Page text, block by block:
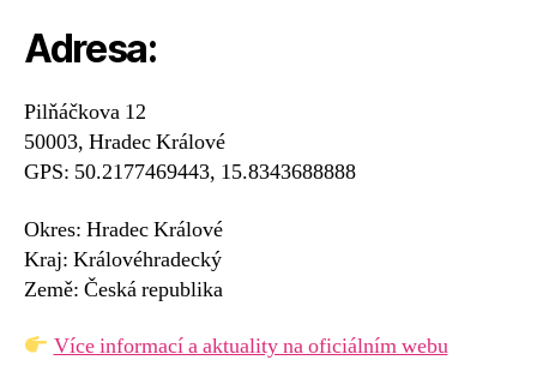
Adresa:
Pilňáčkova 12
50003, Hradec Králové
GPS: 50.2177469443, 15.8343688888
Okres: Hradec Králové
Kraj: Královéhradecký
Země: Česká republika
Více informací a aktuality na oficiálním webu